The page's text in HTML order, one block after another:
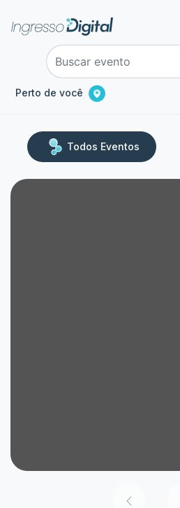
Perto de você
Todos Eventos